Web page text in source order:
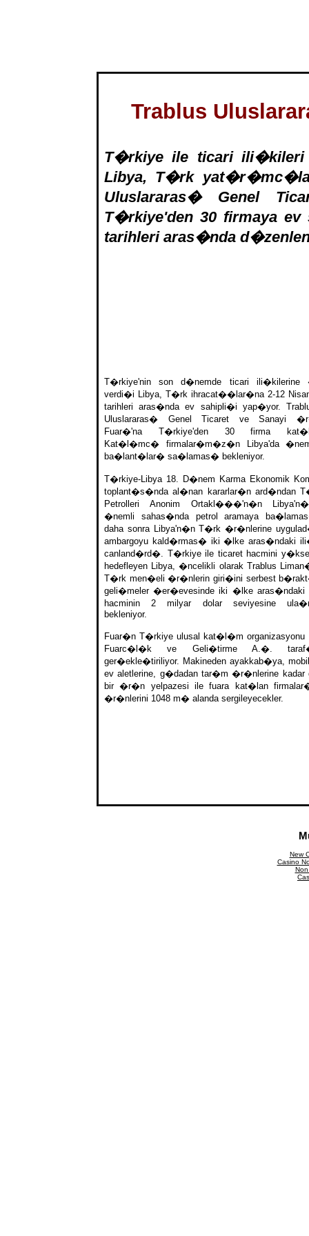
Trablus
T�rkiye ile ticari
Libya, T�rk
Uluslararas� Genel
T�rkiye'den 30 firmaya
tarihleri aras�nda
T�rkiye'nin son d�nemde ticari ili�kilerine
verdi�i Libya, T�rk ihracat��lar�na 2-12
tarihleri aras�nda ev sahipli�i yap�yor.
Uluslararas� Genel Ticaret ve Sanayi
Fuar�'na T�rkiye'den 30 firma
Kat�l�mc� firmalar�m�z�n Libya'da
ba�lant�lar� sa�lamas� bekleniyor.
T�rkiye-Libya 18. D�nem Karma Ekonomik
toplant�s�nda al�nan kararlar�n ard�ndan
Petrolleri Anonim Ortakl���'n�n
�nemli sahas�nda petrol aramaya
daha sonra Libya'n�n T�rk �r�nlerine
ambargoyu kald�rmas� iki �lke aras�ndaki
canland�rd�. T�rkiye ile ticaret hacmini
hedefleyen Libya, �ncelikli olarak Trablus
T�rk men�eli �r�nlerin giri�ini serbest
geli�meler �er�evesinde iki �lke aras�ndaki
hacminin 2 milyar dolar seviyesine
bekleniyor.
Fuar�n T�rkiye ulusal kat�l�m organizasyonu
Fuarc�l�k ve Geli�tirme A.�.
ger�ekle�tiriliyor. Makineden ayakkab�ya,
ev aletlerine, g�dadan tar�m �r�nlerine kadar
bir �r�n yelpazesi ile fuara kat�lan
�r�nlerini 1048 m� alanda sergileyecekler.
New
Casino